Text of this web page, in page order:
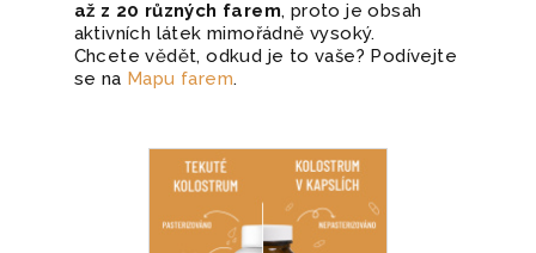
až z 20 různých farem, proto je obsah
aktivních látek mimořádně vysoký.
Chcete vědět, odkud je to vaše? Podívejte
se na Mapu farem.